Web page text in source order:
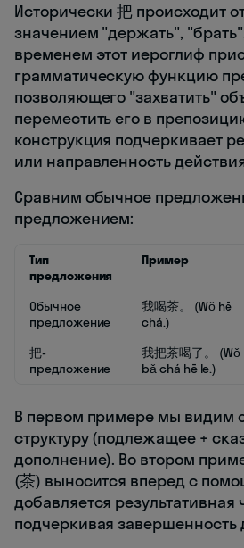
Исторически 把 происходит
значением "держать",
временем этот иероглиф
грамматическую функцию
позволяющего "захватить"
переместить его в
конструкция подчеркивает
или направленность
Сравним обычное
предложением:
Тип
предложения
Пример
Обычное
предложение
我喝茶。 (Wǒ hē
chá.)
把-
предложение
我把茶喝了。 (Wǒ
bǎ chá hē le.)
В первом примере мы видим
структуру (подлежащее +
дополнение). Во втором
(茶) выносится вперед с
добавляется результативная
подчеркивая завершенность